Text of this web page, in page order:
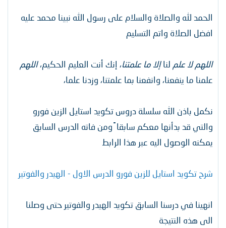
الحمد لله والصلاة والسلام على رسول الله نبينا محمد عليه
افضل الصلاة واتم التسليم
اللهم لا علم لناإلا ما علمتنا، إنك أنت العليم الحكيم،اللهم
علمنا ما ينفعنا، وانفعنا بما علمتنا، وزدنا علما،
نكمل باذن الله سلسلة دروس تكويد استايل الزين فورو
والتي قد بدأنها معكم سابقا ً ومن فاته الدرس السابق
يمكنه الوصول اليه عبر هذا الرابط
شرح تكويد استايل للزين فورو الدرس الاول - الهيدر والفوتير
انهينا في درسنا السابق تكويد الهيدر والفوتير حتى وصلنا
الى هذه النتيجة